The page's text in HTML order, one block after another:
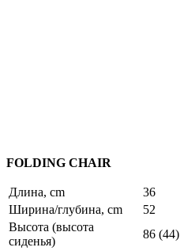
FOLDING CHAIR
Длина, cm
36
Ширина/глубина, cm
52
Высота (высота
сиденья)
86 (44)